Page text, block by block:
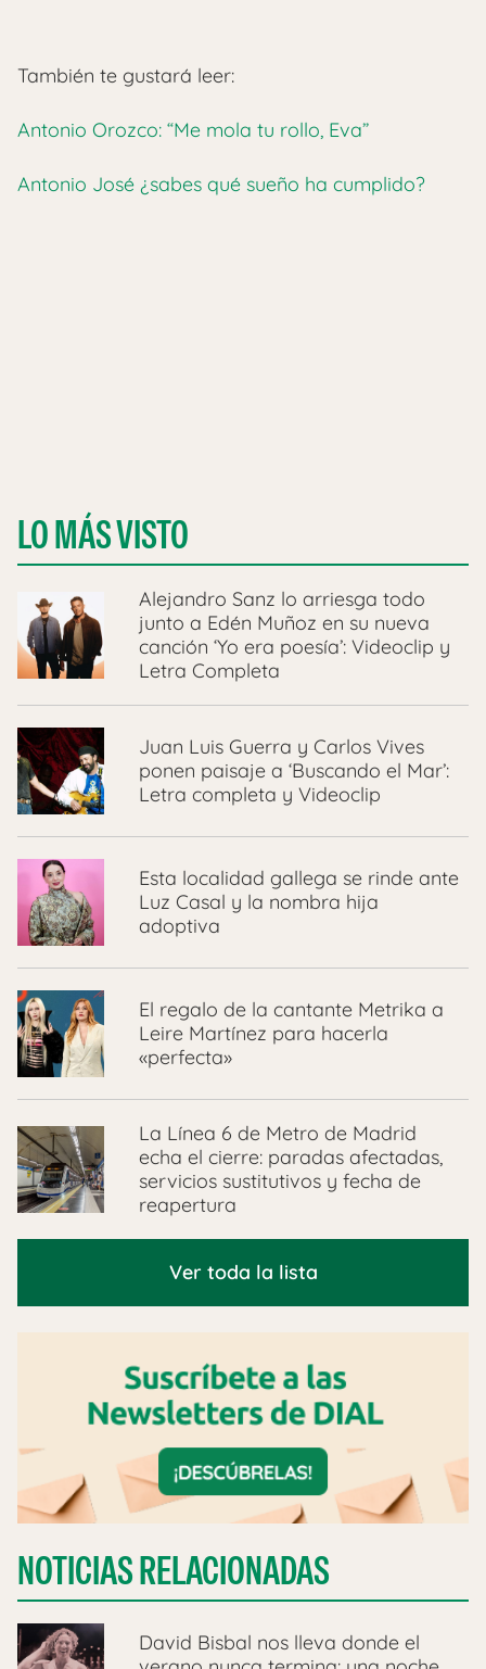
También te gustará leer:
Antonio Orozco: “Me mola tu rollo, Eva”
Antonio José ¿sabes qué sueño ha cumplido?
LO MÁS VISTO
Alejandro Sanz lo arriesga todo
junto a Edén Muñoz en su nueva
canción ‘Yo era poesía’: Videoclip y
Letra Completa
Juan Luis Guerra y Carlos Vives
ponen paisaje a ‘Buscando el Mar’:
Letra completa y Videoclip
Esta localidad gallega se rinde ante
Luz Casal y la nombra hija
adoptiva
El regalo de la cantante Metrika a
Leire Martínez para hacerla
«perfecta»
La Línea 6 de Metro de Madrid
echa el cierre: paradas afectadas,
servicios sustitutivos y fecha de
reapertura
Ver toda la lista
NOTICIAS RELACIONADAS
David Bisbal nos lleva donde el